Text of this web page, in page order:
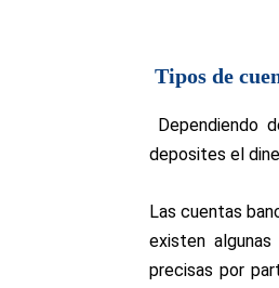
Tipos de
Dependiendo
deposites el
Las cuentas
existen
precisas por